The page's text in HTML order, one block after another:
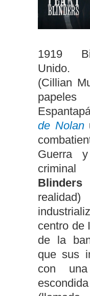
1919
Unido.
(Cillian
de Nolan
Guerra y
Blinders
centro de
de la
que sus
con